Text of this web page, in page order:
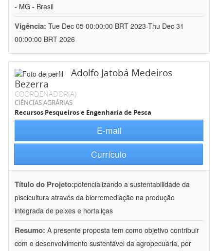
- MG - Brasil
Vigência: Tue Dec 05 00:00:00 BRT 2023-Thu Dec 31
00:00:00 BRT 2026
Adolfo Jatobá Medeiros
Bezerra
COORDENADOR(A)
CIÊNCIAS AGRÁRIAS
Recursos Pesqueiros e Engenharia de Pesca
E-mail
Currículo
Título do Projeto:potencializando a sustentabilidade da
piscicultura através da biorremediação na produção
integrada de peixes e hortaliças
Resumo: A presente proposta tem como objetivo contribuir
com o desenvolvimento sustentável da agropecuária, por